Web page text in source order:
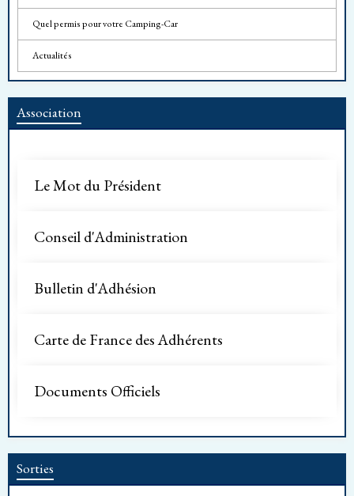
Quel permis pour votre Camping-Car
Actualités
Association
Le Mot du Président
Conseil d'Administration
Bulletin d'Adhésion
Carte de France des Adhérents
Documents Officiels
Sorties